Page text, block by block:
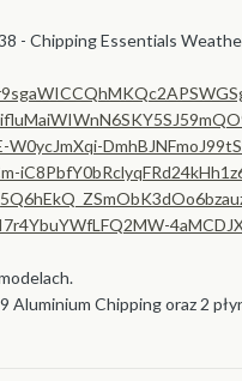
- Chipping Essentials
Chipping oraz 2